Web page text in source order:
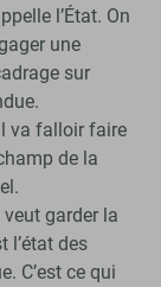
l’État. On
une
sur
va falloir faire
de la
garder la
l’état des
C’est ce qui